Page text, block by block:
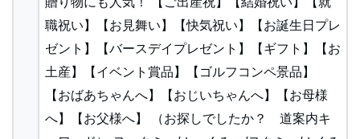
職祝い】【お見舞い】【快気祝い】【お誕生日プレ
ゼント】【バースデイプレゼント】【ギフト】【お
土産】【イベント賞品】【ゴルフコンペ景品】
【おばあちゃんへ】【おじいちゃんへ】【お母様
へ】【お父様へ】 （お探しでしたか？ 道案内キ